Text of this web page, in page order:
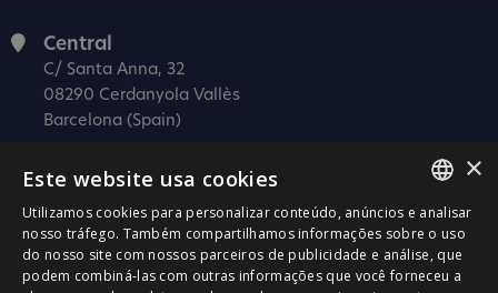
Central
C/ Santa Anna, 32
08290 Cerdanyola Vallès
Barcelona (Spain)
C/ Josep Estivill, 11-13
08027 Barcelona
(Spain)
Madrid
SPANISH
CATALÀ
×
Este website usa cookies
Utilizamos cookies para personalizar conteúdo, anúncios e analisar
nosso tráfego. Também compartilhamos informações sobre o uso
do nosso site com nossos parceiros de publicidade e análise, que
podem combiná-las com outras informações que você forneceu a